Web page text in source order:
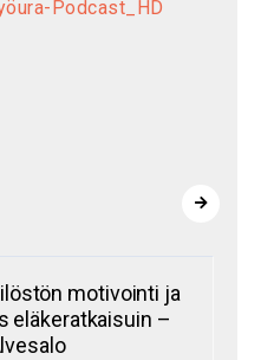
motivointi ja
eläkeratkaisuin –